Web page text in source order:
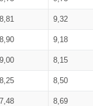
8,81 9,32
8,90 9,18
9,00 8,15
8,25 8,50
7,48 8,69